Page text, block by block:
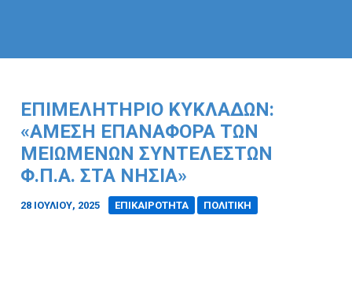
ΕΠΙΜΕΛΗΤΉΡΙΟ ΚΥΚΛΆΔΩΝ:
«ΆΜΕΣΗ ΕΠΑΝΑΦΟΡΆ ΤΩΝ
ΜΕΙΩΜΈΝΩΝ ΣΥΝΤΕΛΕΣΤΏΝ
Φ.Π.Α. ΣΤΑ ΝΗΣΙΆ»
28 ΙΟΥΛΊΟΥ, 2025 ΕΠΙΚΑΙΡΟΤΗΤΑ ΠΟΛΙΤΙΚΗ